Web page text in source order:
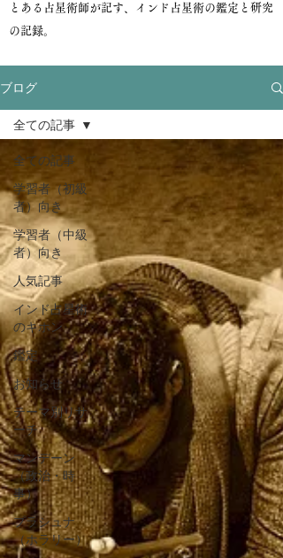
とある占星術師が記す、インド占星術の鑑定と研究
の記録。
ブログ
全ての記事
学習者（初級
者）向き
学習者（中級
者）向き
人気記事
インド占星術
のキホン
鑑定
お知らせ
テーマ別リサ
ーチ
マンデーン
（政治・時
事）
プラシュナ
（ホラリー）
全ての記事